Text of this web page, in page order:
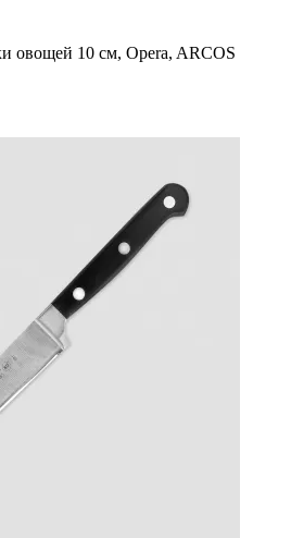
овощей 10 см, Opera, ARCOS